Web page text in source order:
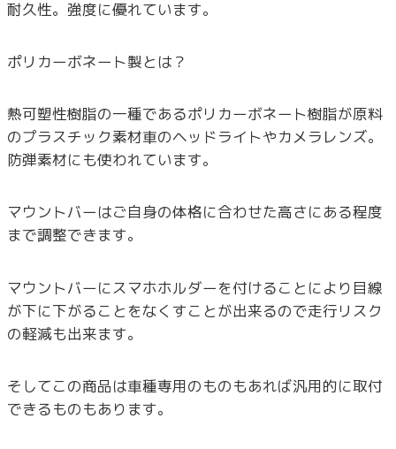
耐久性。強度に優れています。
ポリカーボネート製とは？
熱可塑性樹脂の一種であるポリカーボネート樹脂が原料
のプラスチック素材車のヘッドライトやカメラレンズ。
防弾素材にも使われています。
マウントバーはご自身の体格に合わせた高さにある程度
まで調整できます。
マウントバーにスマホホルダーを付けることにより目線
が下に下がることをなくすことが出来るので走行リスク
の軽減も出来ます。
そしてこの商品は車種専用のものもあれば汎用的に取付
できるものもあります。